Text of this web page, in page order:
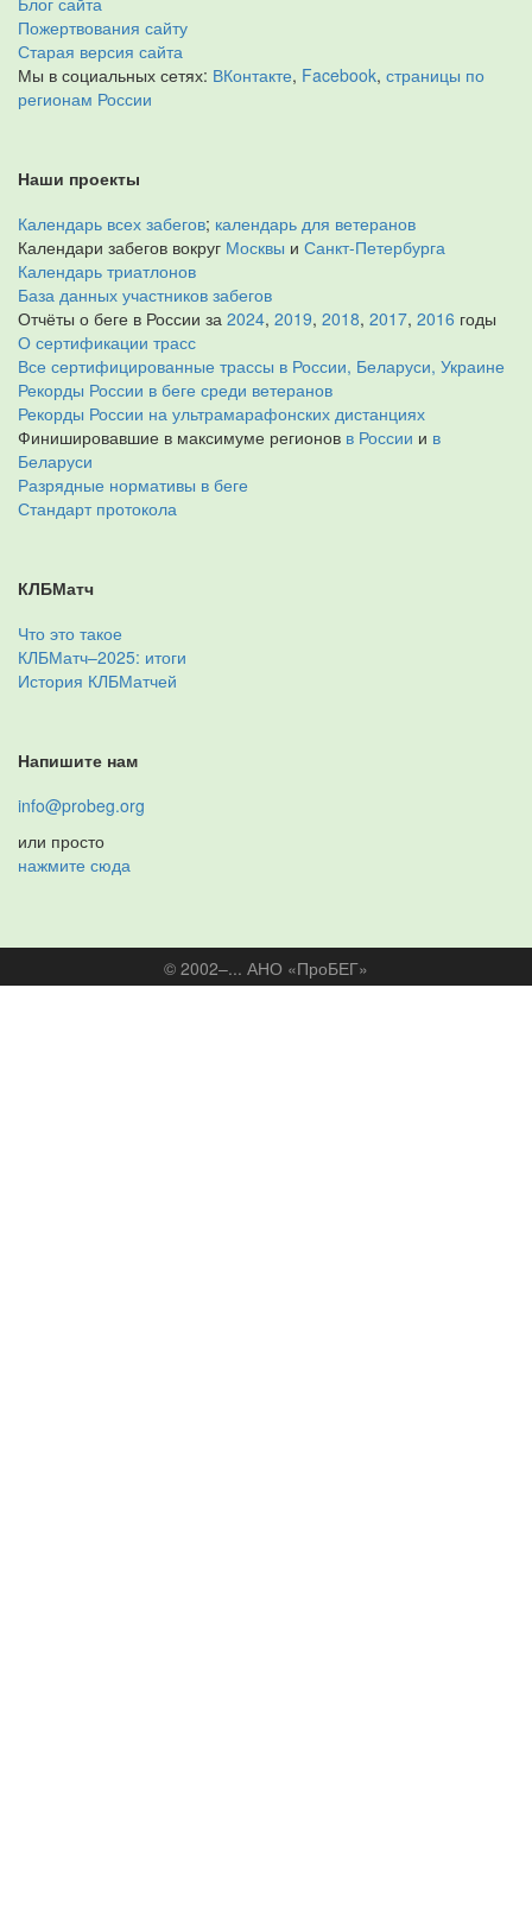
Пожертвования сайту
Старая версия сайта
Мы в социальных сетях: ВКонтакте, Facebook, страницы по
регионам России
Наши проекты
Календарь всех забегов; календарь для ветеранов
Календари забегов вокруг Москвы и Санкт-Петербурга
Календарь триатлонов
База данных участников забегов
Отчёты о беге в России за 2024, 2019, 2018, 2017, 2016 годы
О сертификации трасс
Все сертифицированные трассы в России, Беларуси, Украине
Рекорды России в беге среди ветеранов
Рекорды России на ультрамарафонских дистанциях
Финишировавшие в максимуме регионов в России и в
Беларуси
Разрядные нормативы в беге
Стандарт протокола
КЛБМатч
Что это такое
КЛБМатч–2025: итоги
История КЛБМатчей
Напишите нам
info@probeg.org
или просто
нажмите сюда
© 2002–... АНО «ПроБЕГ»